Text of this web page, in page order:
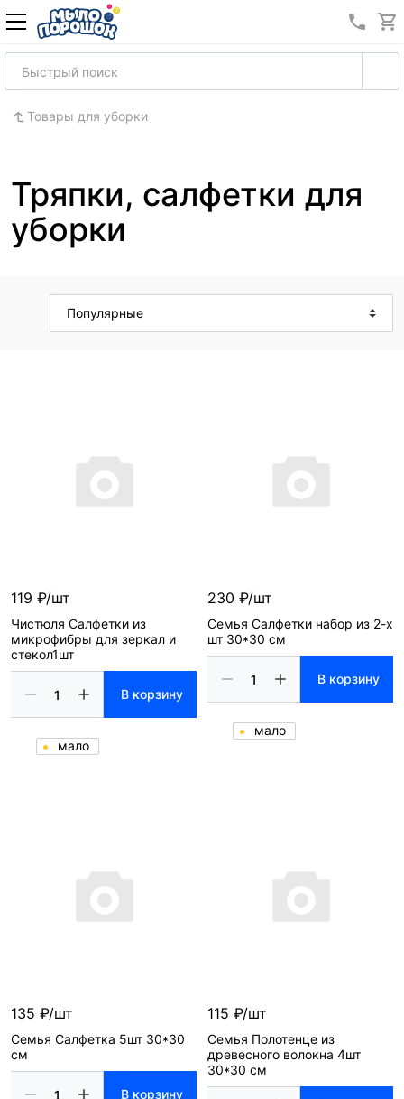
8
Товары для уборки
Тряпки, салфетки для
уборки
119 ₽/шт
Чистюля Салфетки из
микрофибры для зеркал и
стекол1шт
В корзину
мало
230 ₽/шт
Семья Салфетки набор из 2-х
шт 30*30 см
В корзину
мало
135 ₽/шт
Семья Салфетка 5шт 30*30
см
В корзину
115 ₽/шт
Семья Полотенце из
древесного волокна 4шт
30*30 см